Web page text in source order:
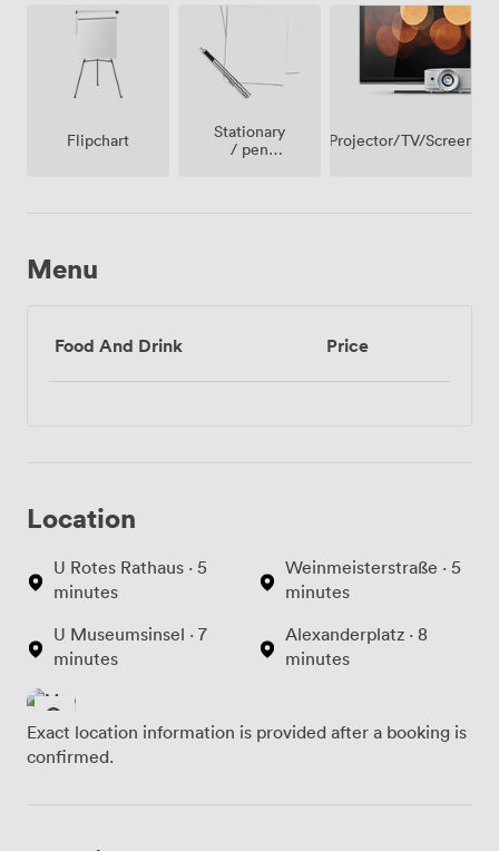
Flipchart
Stationary
/ pen
Projector/TV/Screen
Menu
Food And Drink Price
Location
U Rotes Rathaus · 5
minutes
U Museumsinsel · 7
minutes
Weinmeisterstraße · 5
minutes
Alexanderplatz · 8
minutes
Exact location information is provided after a booking is
confirmed.